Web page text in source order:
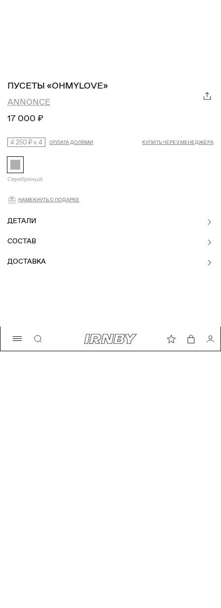
ПУСЕТЫ «OHMYLOVE»
ANNONCE
17 000 ₽
4 250 ₽x 4 ОПЛАТА ДОЛЯМИ КУПИТЬ ЧЕРЕЗ МЕНЕДЖЕРА
Серебряный
Намекнуть о подарке
НАМЕКНУТЬ О ПОДАРКЕ
ДЕТАЛИ
СОСТАВ
ДОСТАВКА